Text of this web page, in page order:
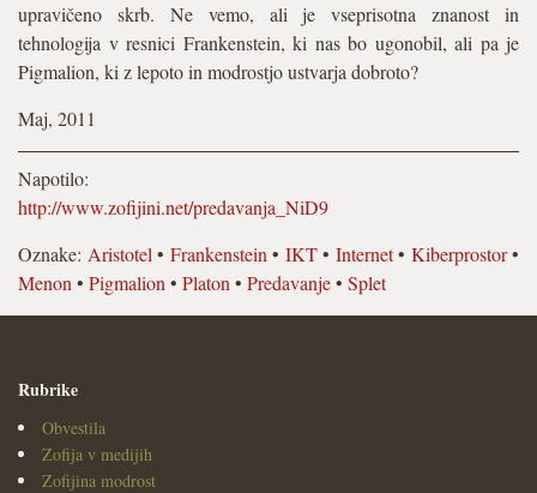
upravičeno skrb. Ne vemo, ali je vseprisotna znanost in
tehnologija v resnici Frankenstein, ki nas bo ugonobil, ali pa je
Pigmalion, ki z lepoto in modrostjo ustvarja dobroto?
Maj, 2011
Napotilo:
http://www.zofijini.net/predavanja_NiD9
Oznake: Aristotel • Frankenstein • IKT• Internet• Kiberprostor•
Menon • Pigmalion • Platon • Predavanje• Splet
Rubrike
Obvestila
Zofija v medijih
Zofijina modrost